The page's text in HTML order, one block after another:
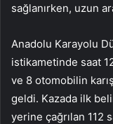
sağlanırken, uzun
Anadolu Karayolu
istikametinde saat
ve 8 otomobilin
geldi. Kazada ilk
yerine çağrılan 112